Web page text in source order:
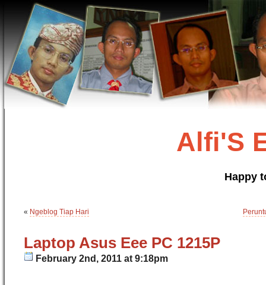
Alfi'S
Happy
« Ngeblog Tiap Hari
Laptop Asus Eee PC 1215P
February 2nd, 2011 at 9:18pm